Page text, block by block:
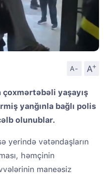
A- A
+
çoxmərtəbəli yaşayış
yanğınla bağlı polis
olunublar.
yerində vətəndaşların
həmçinin
maneəsiz